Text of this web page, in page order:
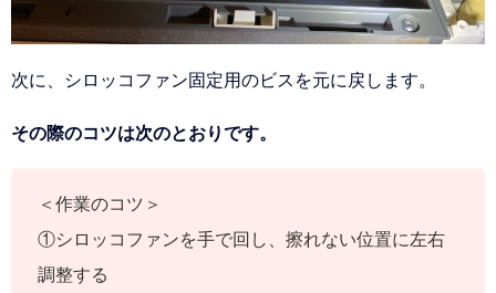
次に、シロッコファン固定用のビスを元に戻します。
その際のコツは次のとおりです。
＜作業のコツ＞
①シロッコファンを手で回し、擦れない位置に左右
調整する